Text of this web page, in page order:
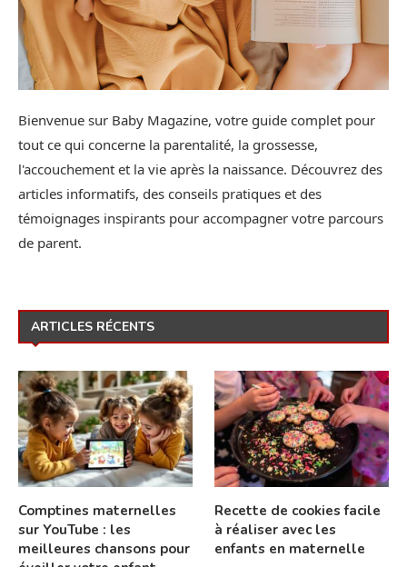
Bienvenue sur Baby Magazine, votre guide complet pour
tout ce qui concerne la parentalité, la grossesse,
l'accouchement et la vie après la naissance. Découvrez des
articles informatifs, des conseils pratiques et des
témoignages inspirants pour accompagner votre parcours
de parent.
ARTICLES RÉCENTS
Comptines maternelles
sur YouTube : les
meilleures chansons pour
Recette de cookies facile
à réaliser avec les
enfants en maternelle